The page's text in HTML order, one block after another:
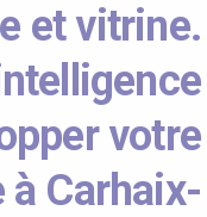
et vitrine.
votre
à Carhaix-